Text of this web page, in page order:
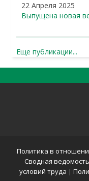
22 Апреля 2025
Выпущена новая
Еще публикации...
Политика в
Сводная
условий труда |